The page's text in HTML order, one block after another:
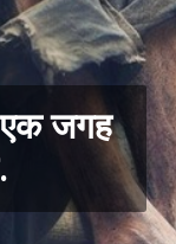
एक जगह